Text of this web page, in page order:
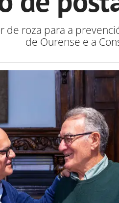
de roza para a
de Ourense e a